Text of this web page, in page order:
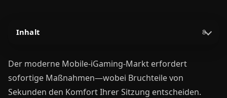
Inhalt 8
Der moderne Mobile-iGaming-Markt erfordert
sofortige Maßnahmen—wobei Bruchteile von
Sekunden den Komfort Ihrer Sitzung entscheiden.